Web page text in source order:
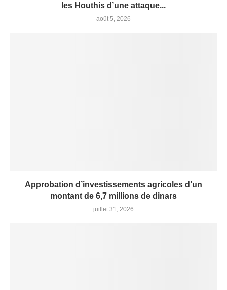
les Houthis d’une attaque...
août 5, 2026
Approbation d’investissements agricoles d’un
montant de 6,7 millions de dinars
juillet 31, 2026